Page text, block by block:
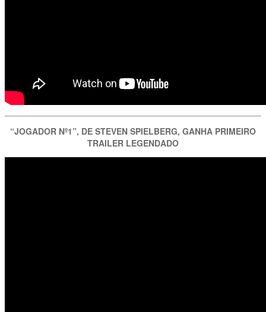
“JOGADOR Nº1”, DE STEVEN SPIELBERG, GANHA PRIMEIRO
TRAILER LEGENDADO